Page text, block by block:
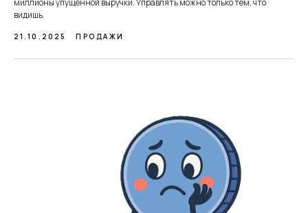
миллионы упущенной выручки. Управлять можно только тем, что
видишь.
21.10.2025 ПРОДАЖИ